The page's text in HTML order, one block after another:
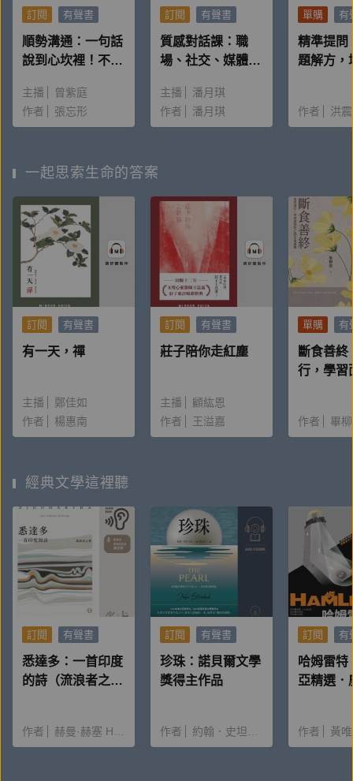
訂閱 有聲書
順勢溝通：一句話
說到心坎裡！不消
的39個對話練習
主播
曾紫庭
作者
張忘形
訂閱 有聲書
質感對話課：職
場、社交、媒體及
學
主播
潘月琪
作者
潘月琪
單購 有
精準提問
題解方，
法
作者 洪
一起思索生命的答案
訂閱 有聲書
有一天，禪
主播
鄭佳如
作者
楊惠南
訂閱 有聲書
莊子陪你走紅塵
主播
顧紘恩
作者
王溢嘉
單購 有
斷食善終
行，學習
性朗讀‧
作者 畢
經典文學這裡聽
訂閱 有聲書
悉達多：一首印度
的詩（流浪者之
作者 赫曼·赫塞 Hermann Hesse
訂閱 有聲書
珍珠：諾貝爾文學
獎得主作品
作者 約翰．史坦貝克 John Steinbeck
訂閱 有
哈姆雷特
亞精選．
作者 黃